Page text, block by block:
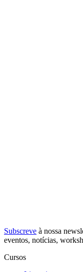
Subscreve à nossa
eventos, notícias,
Cursos